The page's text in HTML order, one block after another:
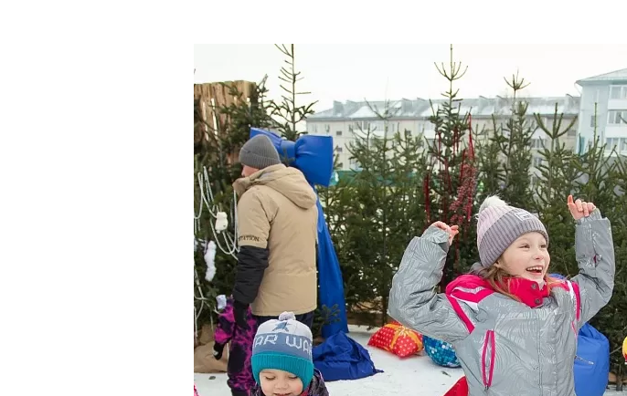
Придорожные кафе
Новости
Что привезти (сувениры)
Другие рубрики
Реестр туроператоров
Реестр туристических
агентств Алтайского края